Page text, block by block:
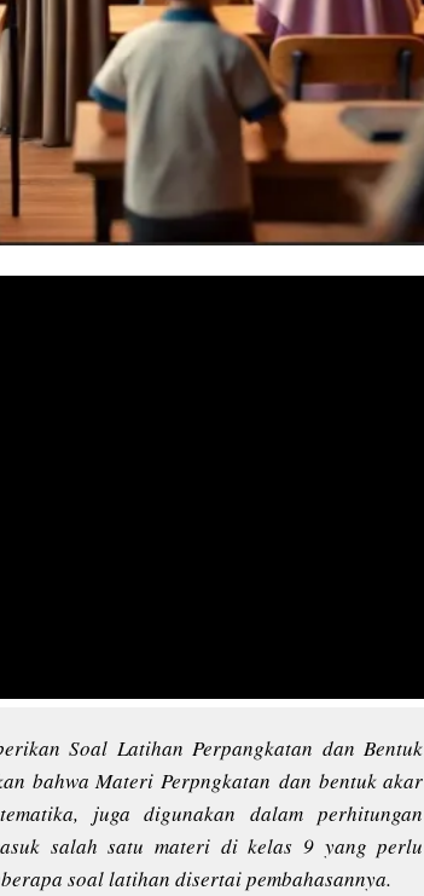
Soal Latihan Perpangkatan dan Bentuk
bahwa Materi Perpngkatan dan bentuk akar
juga digunakan dalam perhitungan
salah satu materi di kelas 9 yang perlu
soal latihan disertai pembahasannya.